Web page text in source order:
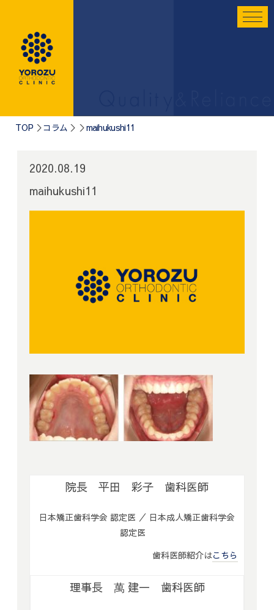
TOP コラム maihukushi11
2020.08.19
maihukushi11
院長 平田 彩子 歯科医師
日本矯正歯科学会 認定医 ／ 日本成人矯正歯科学会
認定医
歯科医師紹介はこちら
理事長 萬 建一 歯科医師